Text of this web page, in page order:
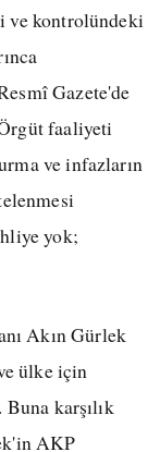
ve kontrolündeki
Gazete'de
faaliyeti
ve infazların
yok;
Akın Gürlek
ülke için
Buna karşılık
AKP